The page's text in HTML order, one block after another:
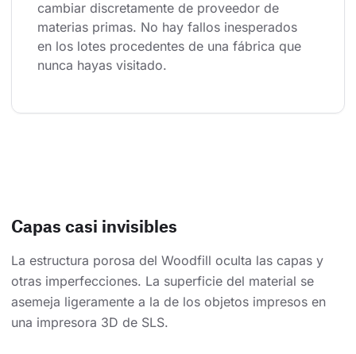
cambiar discretamente de proveedor de
materias primas. No hay fallos inesperados
en los lotes procedentes de una fábrica que
nunca hayas visitado.
Capas casi invisibles
La estructura porosa del Woodfill oculta las capas y
otras imperfecciones. La superficie del material se
asemeja ligeramente a la de los objetos impresos en
una impresora 3D de SLS.